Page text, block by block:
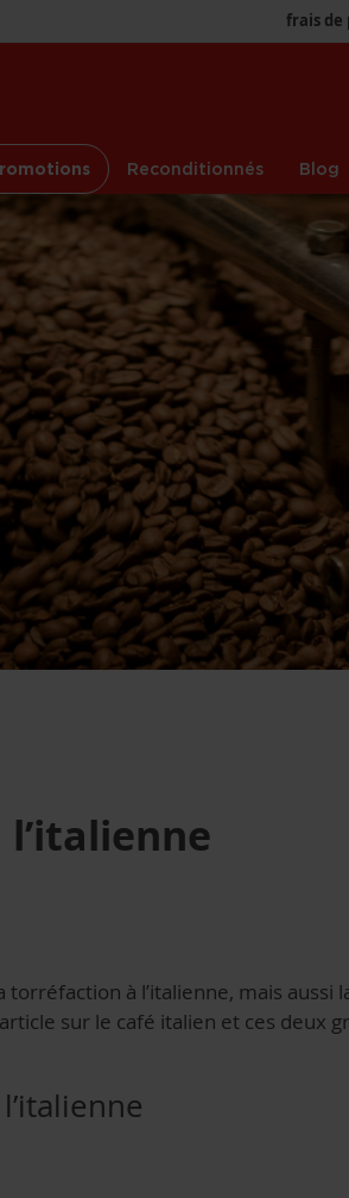
frais
Reconditionnés Blog
à l’italienne, mais aussi
sur le café italien et ces deux